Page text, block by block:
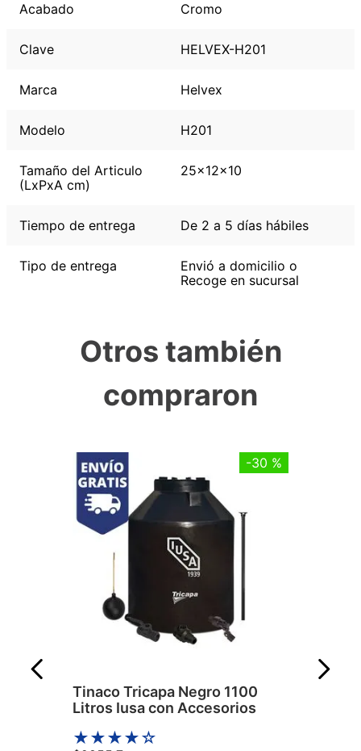
Acabado Cromo
Clave HELVEX-H201
Marca Helvex
Modelo H201
Tamaño del Articulo
(LxPxA cm)
25x12x10
Tiempo de entrega De 2 a 5 días hábiles
Tipo de entrega
Envió a domicilio o
Recoge en sucursal
Otros también
compraron
-30 %
Tinaco Tricapa Negro 1100
Litros Iusa con Accesorios
★★★★☆